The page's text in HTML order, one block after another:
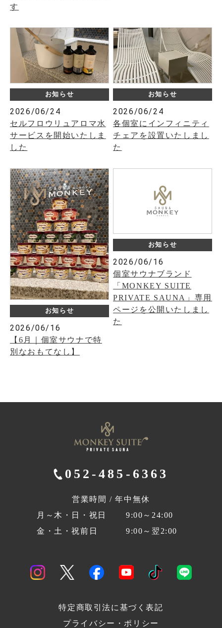
す
お知らせ
2026/06/24
セルフロウリュアロマ水
サービスを開始いたしま
した
お知らせ
2026/06/24
各個室にインフィニティ
チェアを設置いたしまし
た
お知らせ
2026/06/16
【6月｜個室サウナで特
別なおもてなし】
お知らせ
2026/06/16
個室サウナブランド
「MONKEY SUITE
PRIVATE SAUNA」専用
ページを公開いたしまし
た
052-485-6363
営業時間 / 年中無休
月～木・日・祝日
9:00～24:00
金・土・祝前日
9:00～翌2:00
特定商取引法に基づく表記
プライバシー・ポリシー